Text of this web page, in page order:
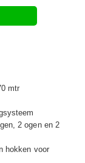
mtr
2 ogen en 2
hokken voor